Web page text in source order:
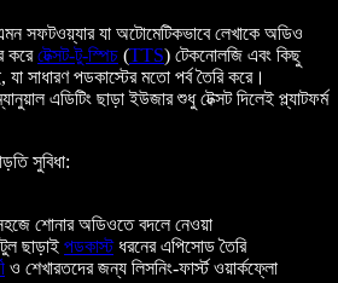
সফটওয়্যার যা অটোমেটিকভাবে লেখাকে অডিও
করেটেক্সট-টু-স্পিচ (TTS) টেকনোলজি এবং কিছু
সাধারণ পডকাস্টের মতো পর্ব তৈরি করে।
এডিটিং ছাড়া ইউজার শুধু টেক্সট দিলেই প্ল্যাটফর্ম
সুবিধা:
সহজে শোনার অডিওতে বদলে নেওয়া
ছাড়াই পডকাস্টধরনের এপিসোড তৈরি
ও শেখারতদের জন্য লিসনিং-ফার্স্ট ওয়ার্কফ্লো